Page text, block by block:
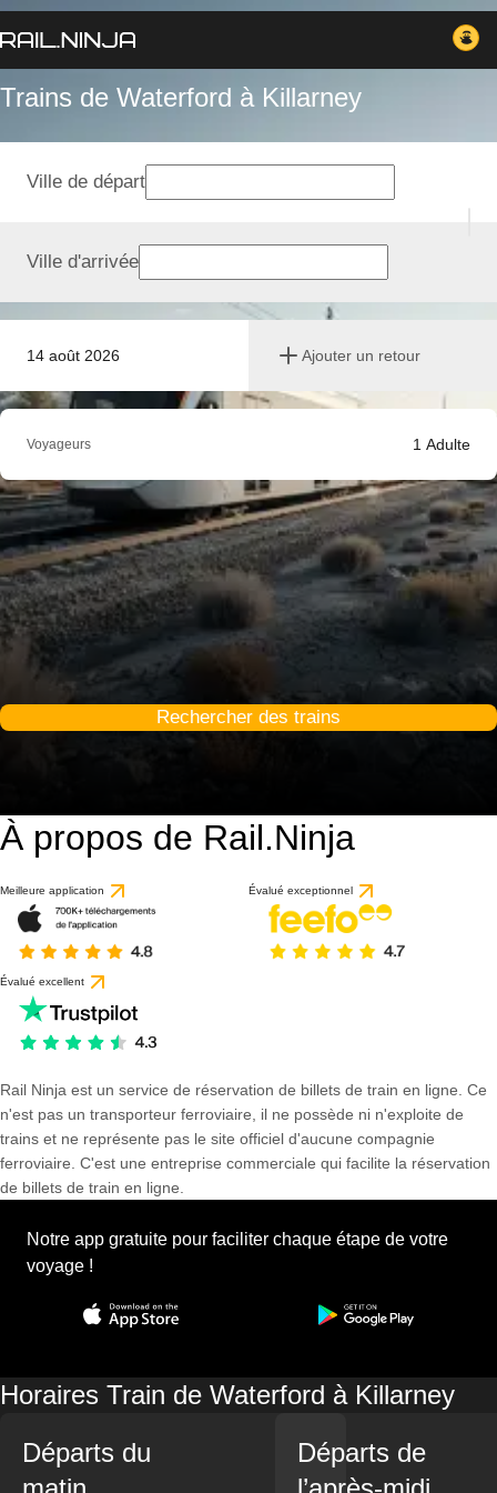
Trains de Waterford à Killarney
14 août 2026 Ajouter un retour
Ville de départ
Ville d'arrivée
Voyageurs 1 Adulte
Rechercher des trains
À propos de Rail.Ninja
Meilleure application Évalué exceptionnel
Évalué excellent
Rail Ninja est un service de réservation de billets de train en ligne. Ce
n'est pas un transporteur ferroviaire, il ne possède ni n'exploite de
trains et ne représente pas le site officiel d'aucune compagnie
ferroviaire. C'est une entreprise commerciale qui facilite la réservation
de billets de train en ligne.
Notre app gratuite pour faciliter chaque étape de votre
voyage !
Horaires Train de Waterford à Killarney
Départs du
Départs de